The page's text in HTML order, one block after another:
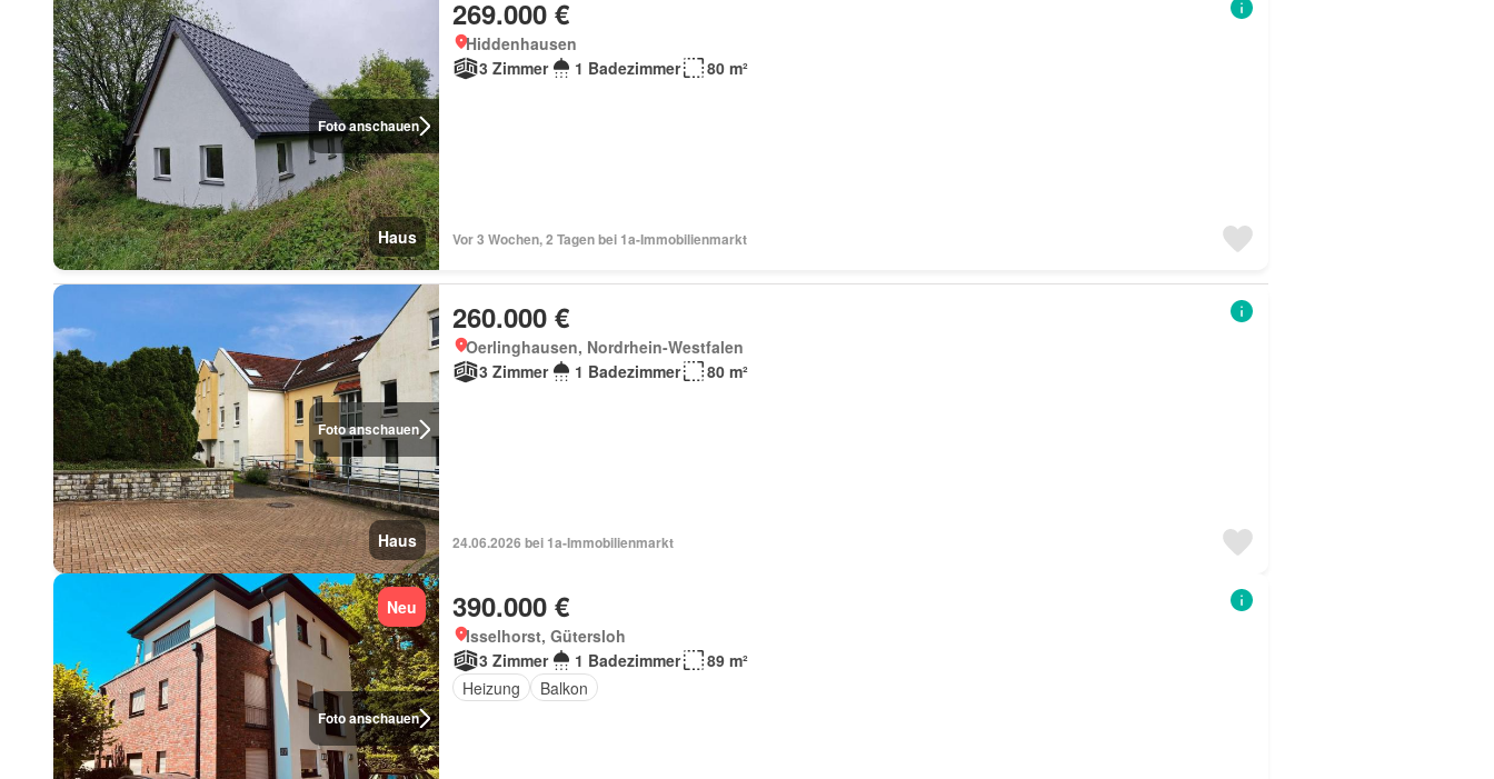
Foto anschauen
Haus
269.000 €
Hiddenhausen
3 Zimmer
1 Badezimmer 80 m²
Vor 3 Wochen, 2 Tagen bei 1a-Immobilienmarkt
Foto anschauen
Haus
260.000 €
Oerlinghausen, Nordrhein-Westfalen
3 Zimmer
1 Badezimmer 80 m²
24.06.2026 bei 1a-Immobilienmarkt
Foto anschauen
Neu 390.000 €
Isselhorst, Gütersloh
3 Zimmer
1 Badezimmer
89 m²
Heizung
Balkon